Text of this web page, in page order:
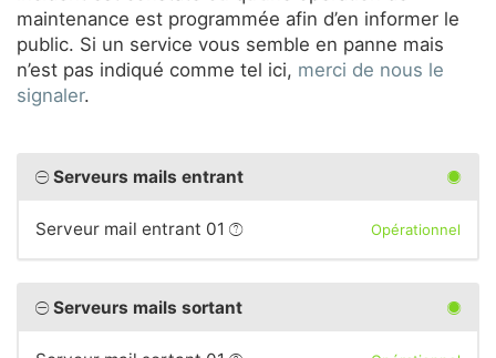
maintenance est programmée afin d’en informer le
public. Si un service vous semble en panne mais
n’est pas indiqué comme tel ici, merci de nous le
signaler.
Serveurs mails entrant
Serveur mail entrant 01 Opérationnel
Serveurs mails sortant